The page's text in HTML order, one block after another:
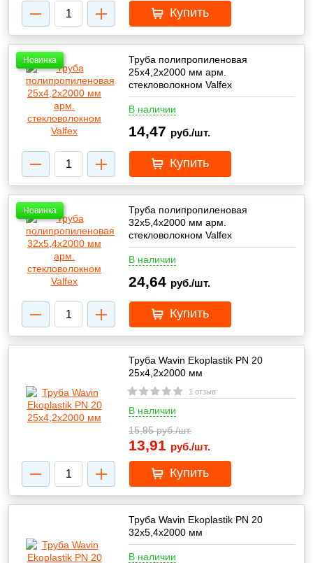
Купить
Новинка
Труба полипропиленовая
25х4,2х2000 мм арм.
стекловолокном Valfex
В наличии
14,47 руб./шт.
Купить
Новинка
Труба полипропиленовая
32х5,4х2000 мм арм.
стекловолокном Valfex
В наличии
24,64 руб./шт.
Купить
Труба Wavin Ekoplastik PN 20
25х4,2х2000 мм
1 отзыв
В наличии
15,95руб./шт.
13,91 руб./шт.
Купить
Труба Wavin Ekoplastik PN 20
32х5,4х2000 мм
В наличии